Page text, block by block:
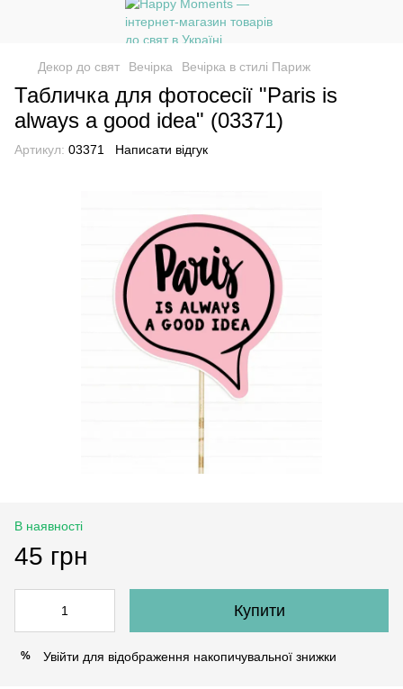
Декор до свят Вечірка Вечірка в стилі Париж
Табличка для фотосесії "Paris is
always a good idea" (03371)
Артикул: 03371 Написати відгук
В наявності
45 грн
Купити
% Увійти для відображення накопичувальної знижки